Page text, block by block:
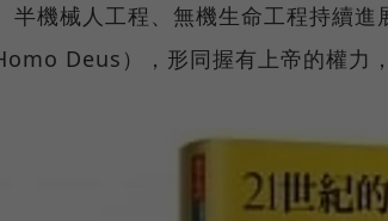
半機械人工程、無機生命工程持續
Deus），形同握有上帝的權力